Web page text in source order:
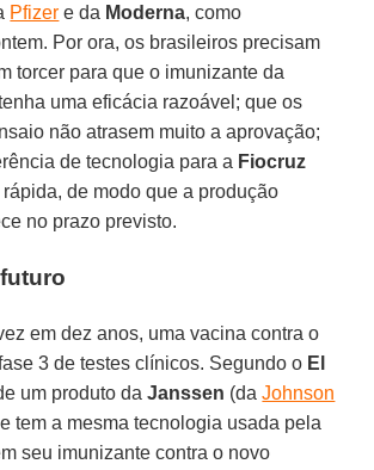
Pfizer e da Moderna, como
Por ora, os brasileiros precisam
torcer para que o imunizante da
uma eficácia razoável; que os
não atrasem muito a aprovação;
de tecnologia para a Fiocruz
de modo que a produção
no prazo previsto.
em dez anos, uma vacina contra o
3 de testes clínicos. Segundo o El
um produto daJanssen (daJohnson
tem a mesma tecnologia usada pela
seu imunizante contra o novo